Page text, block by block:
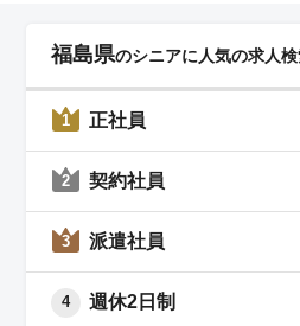
福島県のシニアに人気の求人
1 正社員
2 契約社員
3 派遣社員
4 週休2日制